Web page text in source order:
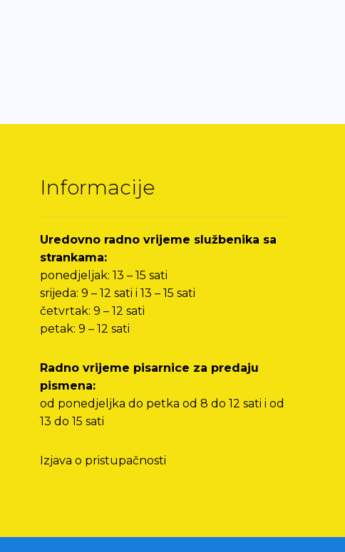
Informacije
Uredovno radno vrijeme službenika sa
strankama:
ponedjeljak: 13 – 15 sati
srijeda: 9 – 12 sati i 13 – 15 sati
četvrtak: 9 – 12 sati
petak: 9 – 12 sati
Radno vrijeme pisarnice za predaju
pismena:
od ponedjeljka do petka od 8 do 12 sati i od
13 do 15 sati
Izjava o pristupačnosti